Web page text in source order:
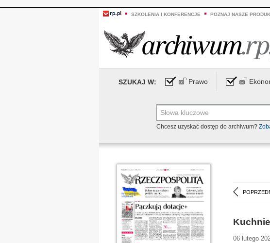
SZKOLENIA I KONFERENCJE POZNAJ NASZE
SZUKAJ W: Prawo
Chcesz uzyskać dostęp do archiwum?
06 lutego